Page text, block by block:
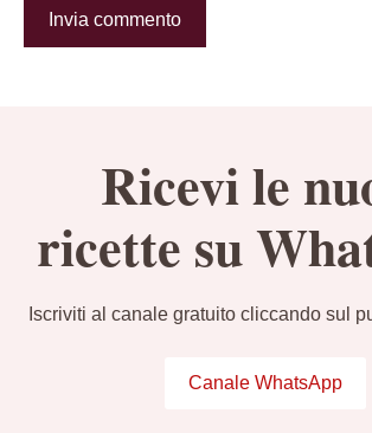
Ricevi le
ricette su
Iscriviti al canale gratuito cliccando sul
Canale WhatsApp